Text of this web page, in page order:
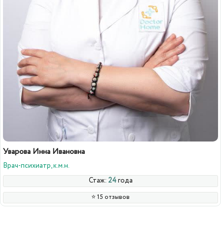
Уварова Инна Ивановна
Врач-психиатр, к.м.н.
Стаж: 24года
⭐️ 15 отзывов